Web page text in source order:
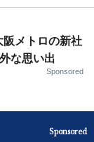
阪メトロの新社
な思い出
Sponsored
Sponsored